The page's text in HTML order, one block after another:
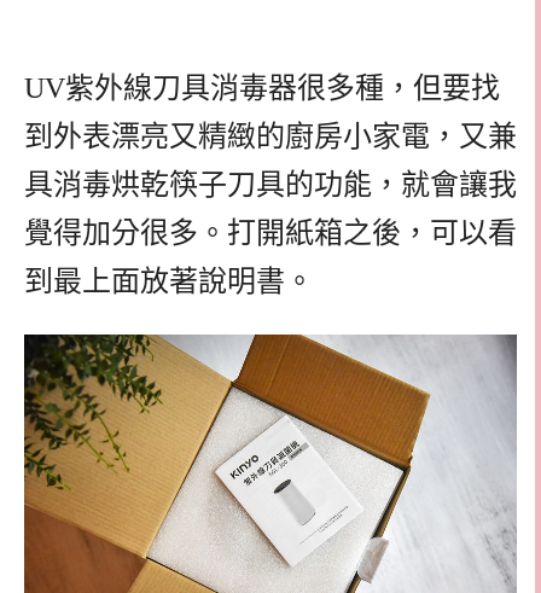
UV紫外線刀具消毒器很多種，但要找
到外表漂亮又精緻的廚房小家電，又兼
具消毒烘乾筷子刀具的功能，就會讓我
覺得加分很多。打開紙箱之後，可以看
到最上面放著說明書。